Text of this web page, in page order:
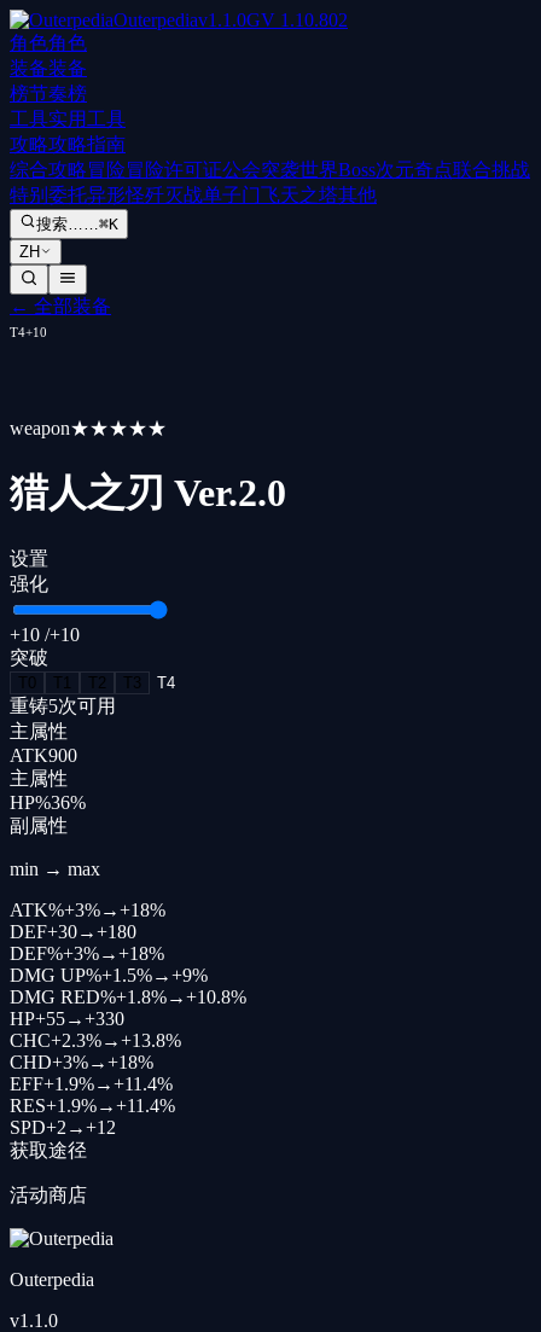
Outerpediav1.1.0GV 1.10.802
角色角色
装备装备
榜节奏榜
工具实用工具
攻略攻略指南
综合攻略冒险冒险许可证公会突袭世界Boss次元奇点联合挑战
特别委托异形怪歼灭战单子门飞天之塔其他
搜索……⌘K
ZH
← 全部装备
T4+10
weapon★★★★★
猎人之刃 Ver.2.0
设置
强化
+10 /+10
突破
T0 T 1 T2 T3 T4
重铸5次可用
主属性
ATK900
主属性
HP%36%
副属性
min → max
ATK%+3%→+18%
DEF+30→+180
DEF%+3%→+18%
DMG UP%+1.5%→+9%
DMG RED%+1.8%→+10.8%
HP+55→+330
CHC+2.3%→+13.8%
CHD+3%→+18%
EFF+1.9%→+11.4%
RES+1.9%→+11.4%
SPD+2 →+12
获取途径
活动商店
Outerpedia
v1.1.0